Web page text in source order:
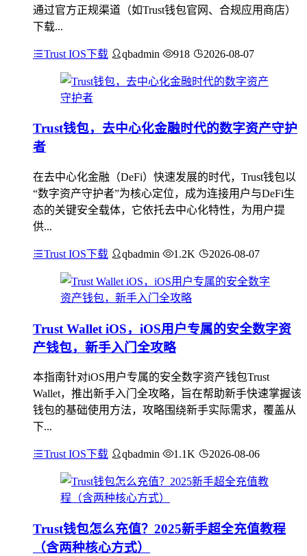
通过官方正规渠道（如Trust钱包官网、合规应用商店）
下载...
Trust IOS下载 qbadmin 918 2026-08-07
Trust钱包，去中心化金融时代的数字资产守护
者
在去中心化金融（DeFi）快速发展的时代，Trust钱包以
“数字资产守护者”为核心定位，成为连接用户与DeFi生
态的关键安全载体，它依托去中心化特性，为用户提
供...
Trust IOS下载 qbadmin 1.2K 2026-08-07
Trust Wallet iOS，iOS用户专属的安全数字资
产钱包，新手入门全攻略
本指南针对iOS用户专属的安全数字资产钱包Trust
Wallet，推出新手入门全攻略，旨在帮助新手快速掌握该
钱包的基础使用方法，攻略围绕新手实际需求，覆盖从
下...
Trust IOS下载 qbadmin 1.1K 2026-08-06
Trust钱包怎么充值？2025新手超全充值教程
（含两种核心方式）